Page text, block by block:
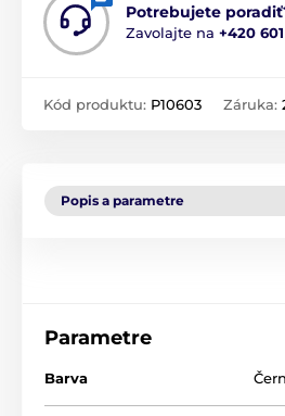
Potrebujete
Zavolajte na +420
Kód produktu: P10603 Záruka:
Popis a parametre
Parametre
Barva